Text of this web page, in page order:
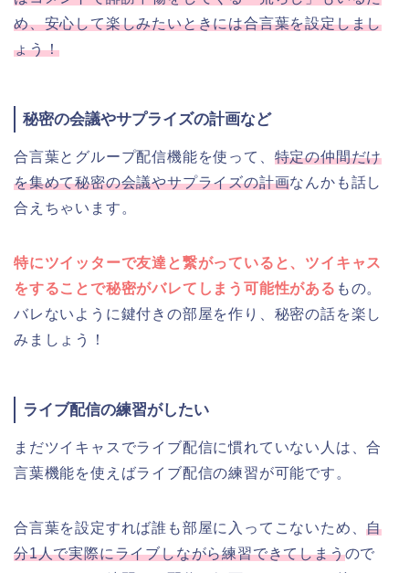
め、安心して楽しみたいときには合言葉を設定しまし
ょう！
秘密の会議やサプライズの計画など
合言葉とグループ配信機能を使って、 特定の仲間だけ
を集めて秘密の会議やサプライズの計画なんかも話し
合えちゃいます。
特にツイッターで友達と繋がっていると、ツイキャス
をすることで秘密がバレてしまう可能性がある もの。
バレないように鍵付きの部屋を作り、秘密の話を楽し
みましょう！
ライブ配信の練習がしたい
まだツイキャスでライブ配信に慣れていない人は、合
言葉機能を使えばライブ配信の練習が可能です。
合言葉を設定すれば誰も部屋に入ってこないため、自
分1人で実際にライブしながら練習できてしまうので